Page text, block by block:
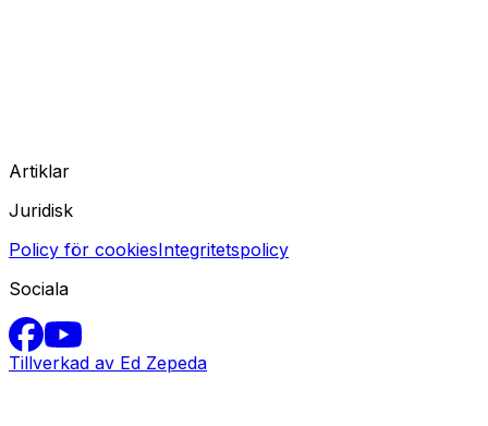
Artiklar
Juridisk
Policy för cookiesIntegritetspolicy
Sociala
Tillverkad av Ed Zepeda